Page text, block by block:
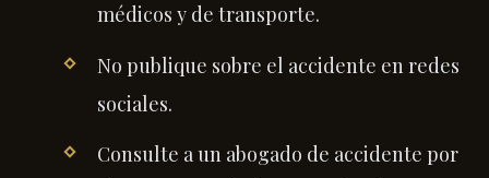
médicos y de transporte.
No publique sobre el accidente en redes
sociales.
Consulte a un abogado de accidente por